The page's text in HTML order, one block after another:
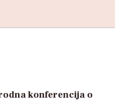
konferencija o